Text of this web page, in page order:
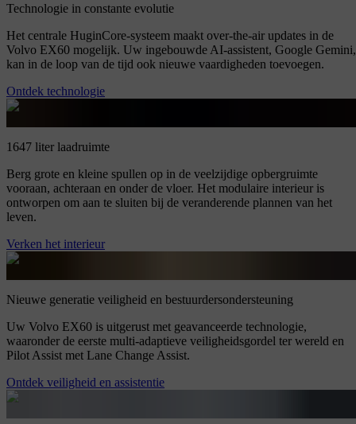
Technologie in constante evolutie
Het centrale HuginCore-systeem maakt over-the-air updates in de
Volvo EX60 mogelijk. Uw ingebouwde AI-assistent, Google Gemini,
kan in de loop van de tijd ook nieuwe vaardigheden toevoegen.
Ontdek technologie
1647 liter laadruimte
Berg grote en kleine spullen op in de veelzijdige opbergruimte
vooraan, achteraan en onder de vloer. Het modulaire interieur is
ontworpen om aan te sluiten bij de veranderende plannen van het
leven.
Verken het interieur
Nieuwe generatie veiligheid en bestuurdersondersteuning
Uw Volvo EX60 is uitgerust met geavanceerde technologie,
waaronder de eerste multi-adaptieve veiligheidsgordel ter wereld en
Pilot Assist met Lane Change Assist.
Ontdek veiligheid en assistentie